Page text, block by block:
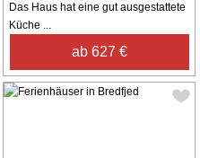
Das Haus hat eine gut ausgestattete
Küche ...
ab 627 €